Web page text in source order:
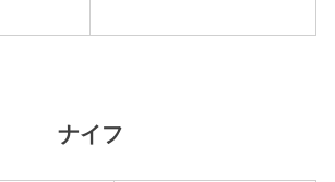
ナイフ